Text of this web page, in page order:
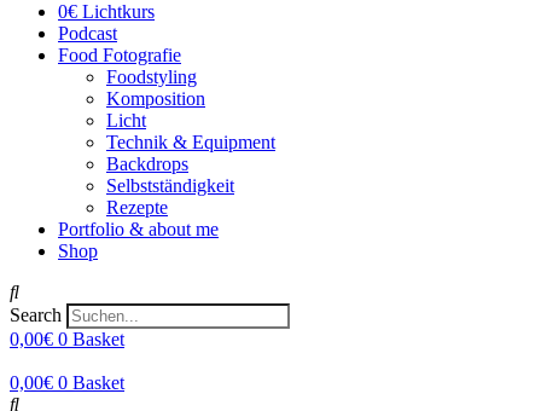
0€ Lichtkurs
Podcast
Food Fotografie
Foodstyling
Komposition
Licht
Technik & Equipment
Backdrops
Selbstständigkeit
Rezepte
Portfolio & about me
Shop
Search
0,00€ 0 Basket
0,00€ 0 Basket